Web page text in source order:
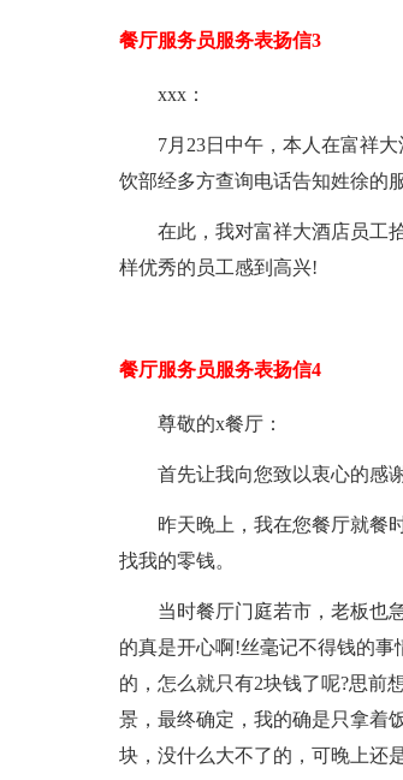
餐厅服务员服务表扬信3
xxx：
7月23日中午，本人在富祥
饮部经多方查询电话告知姓徐的
在此，我对富祥大酒店员工
样优秀的员工感到高兴!
餐厅服务员服务表扬信4
尊敬的x餐厅：
首先让我向您致以衷心的感
昨天晚上，我在您餐厅就餐
找我的零钱。
当时餐厅门庭若市，老板也
的真是开心啊!丝毫记不得钱的
的，怎么就只有2块钱了呢?思前
景，最终确定，我的确是只拿着
块，没什么大不了的，可晚上还